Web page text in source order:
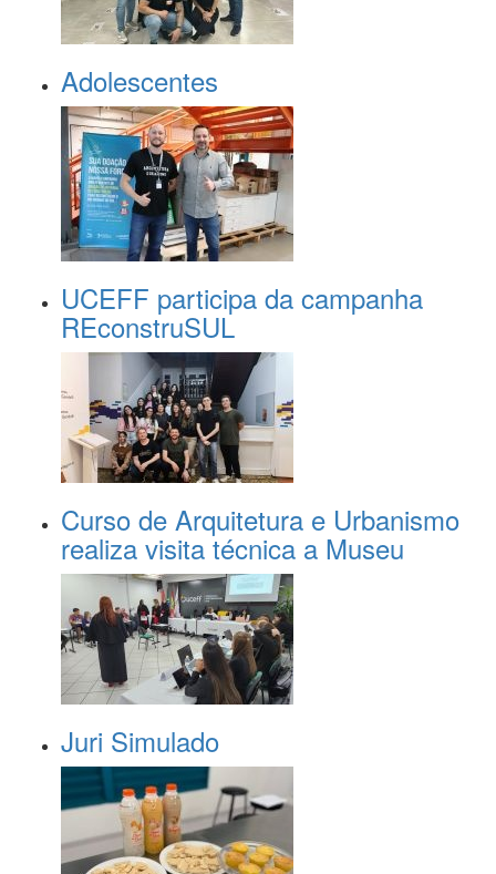
Adolescentes
UCEFF participa da campanha
REconstruSUL
Curso de Arquitetura e Urbanismo
realiza visita técnica a Museu
Juri Simulado